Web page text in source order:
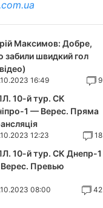
Максимов: Добре,
забили швидкий гол
16:49 9
10-й тур. СК
1 — Верес. Пряма
12:23 18
10-й тур. СК Днепр-1
Превью
08:00 42